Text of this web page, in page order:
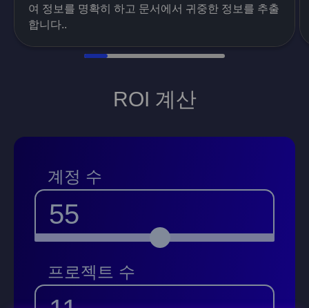
여 정보를 명확히 하고 문서에서 귀중한 정보를 추출
합니다..
ROI 계산
계정 수
55
프로젝트 수